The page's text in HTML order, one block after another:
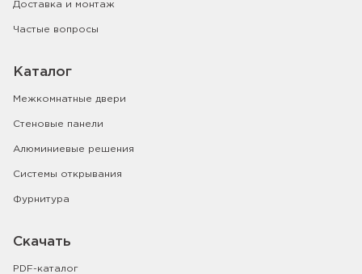
Доставка и монтаж
Частые вопросы
Каталог
Межкомнатные двери
Стеновые панели
Алюминиевые решения
Системы открывания
Фурнитура
Скачать
PDF-каталог